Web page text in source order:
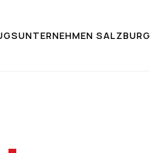
SALZBURG